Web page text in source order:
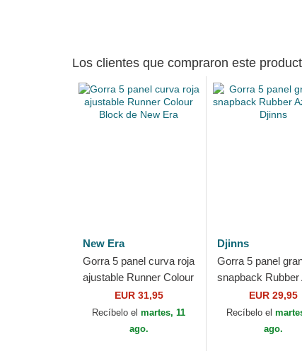
Los clientes que compraron este
New Era
Gorra 5 panel curva roja
ajustable Runner Colour
Block de New Era
EUR 31,95
Recíbelo elmartes, 11
ago.
Djinns
Gorra 5 panel
snapback Rubber
de DjinnsEUR 29,95
Recíbelo el
ago.